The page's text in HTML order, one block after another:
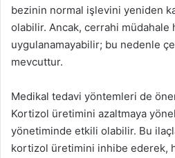
bezinin normal işlevini yeniden
olabilir. Ancak, cerrahi müdahale
uygulanamayabilir; bu nedenle
mevcuttur.
Medikal tedavi yöntemleri de
Kortizol üretimini azaltmaya
yönetiminde etkili olabilir. Bu
kortizol üretimini inhibe ederek,